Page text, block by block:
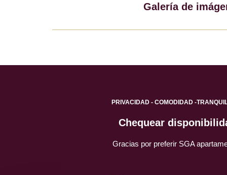
Galería de
PRIVACIDAD - COMODIDAD -
Chequear
Gracias por preferir SGA